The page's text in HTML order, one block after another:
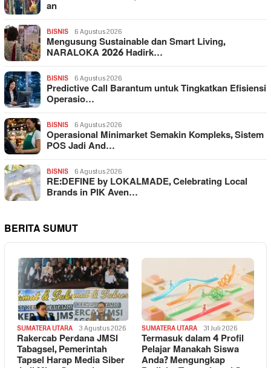
an
BISNIS 6 Agustus 2026
Mengusung Sustainable dan Smart Living,
NARALOKA 2026 Hadirk…
BISNIS 6 Agustus 2026
Predictive Call Barantum untuk Tingkatkan Efisiensi
Operasio…
BISNIS 6 Agustus 2026
Operasional Minimarket Semakin Kompleks, Sistem
POS Jadi And…
BISNIS 6 Agustus 2026
RE:DEFINE by LOKALMADE, Celebrating Local
Brands in PIK Aven…
BERITA SUMUT
SUMATERA UTARA 3 Agustus 2026
Rakercab Perdana JMSI
Tabagsel, Pemerintah
Tapsel Harap Media Siber
SUMATERA UTARA 31 Juli 2026
Termasuk dalam 4 Profil
Pelajar Manakah Siswa
Anda? Mengungkap